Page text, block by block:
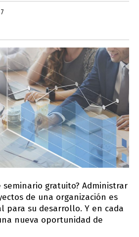
seminario gratuito? Administrar
de una organización es
para su desarrollo. Y en cada
nueva oportunidad de